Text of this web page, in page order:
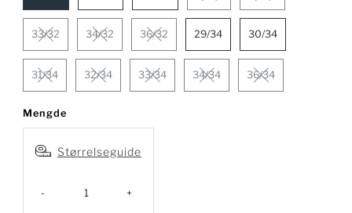
33/32 34/32 36/32 29/34 30/34
31/34 32/34 33/34 34/34 36/34
Mengde
Størrelseguide
- +